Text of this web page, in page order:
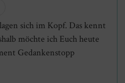
sich im Kopf. Das kennt
möchte ich Euch heute
Gedankenstopp